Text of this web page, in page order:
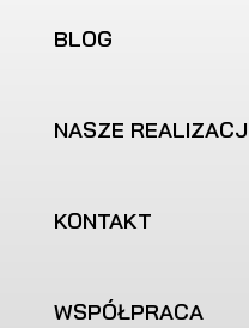
BLOG
NASZE
KONTAKT
WSPÓŁPRACA